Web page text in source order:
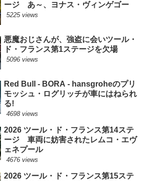
ージ あ～、ヨナス・ヴィンゲゴー
5225 views
悪魔おじさんが、強盗に会いツール・
ド・フランス第1ステージを欠場
5096 views
Red Bull - BORA - hansgroheのプリ
モッシュ・ログリッチが車にはねられ
る!
4698 views
2026 ツール・ド・フランス第14ステ
ージ 車両に妨害されたレムコ・エヴ
ェネプール
4676 views
2026 ツール・ド・フランス第15ステ